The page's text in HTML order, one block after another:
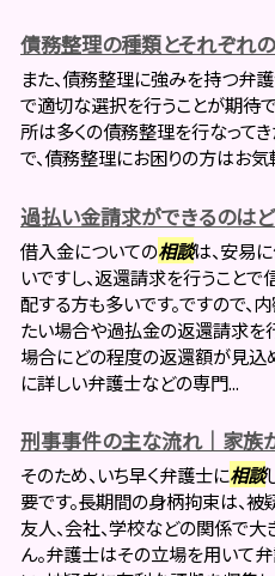
債務整理の種類とそれぞれの
また、債務整理に強みを持つ弁
で適切な選択を行うことが期待
所は多くの債務整理を行なって
で、債務整理にお困りの方はお気
過払い金請求ができるのは
借入金についての相談は、安易
いですし、返還請求を行うこと
配する方も多いです。ですので
たい場合や過払金の返還請求を
場合にどの程度の返還額が見込
に詳しい弁護士などの専門...
刑事事件の主な流れ｜家族
そのため、いち早く弁護士に相談
要です。長期間の身柄拘束は、
友人、会社、学校などの関係で
ん。弁護士はその立場を用いて